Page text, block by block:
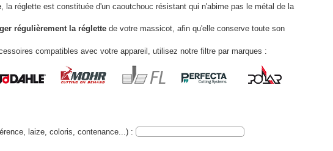
, la réglette est constituée d'un caoutchouc résistant qui n'abime pas le métal de la
régulièrement la réglette de votre massicot, afin qu'elle conserve toute son
compatibles avec votre appareil, utilisez notre filtre par marques :
laize, coloris, contenance...) :